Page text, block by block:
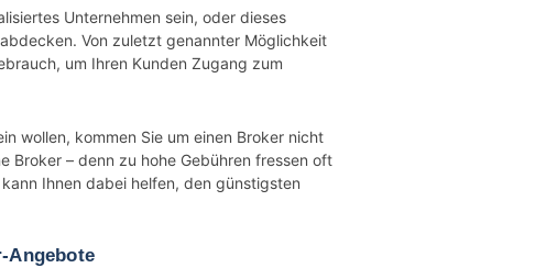
Unternehmen sein, oder dieses
Von zuletzt genannter Möglichkeit
um Ihren Kunden Zugang zum
wollen, kommen Sie um einen Broker nicht
Broker – denn zu hohe Gebühren fressen oft
kann Ihnen dabei helfen, den günstigsten
Angebote